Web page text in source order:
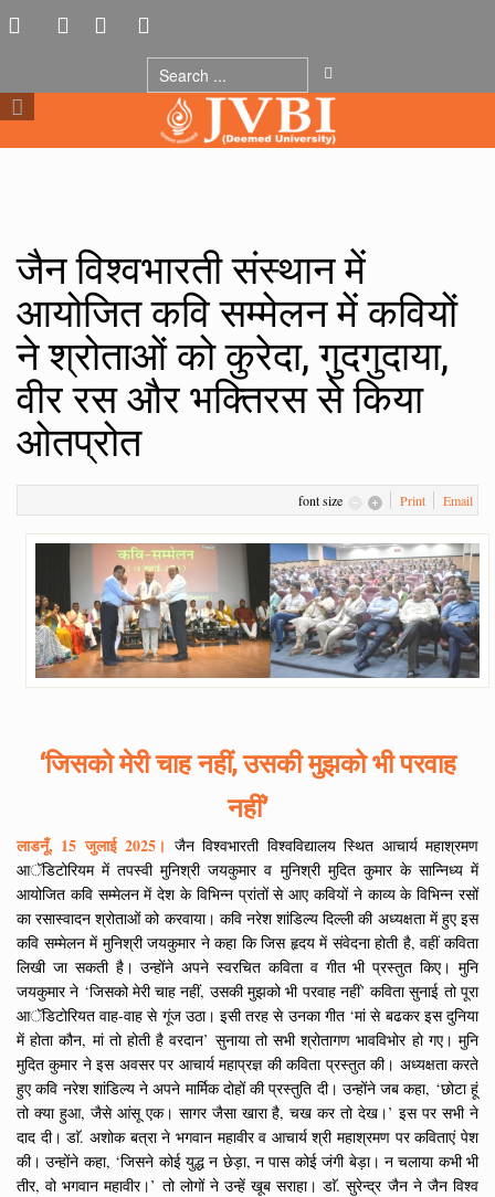
जैन विश्वभारती संस्थान में
आयोजित कवि सम्मेलन में कवियों
ने श्रोताओं को कुरेदा, गुदगुदाया,
वीर रस और भक्तिरस से किया
ओतप्रोत
font size Print Email
‘जिसको मेरी चाह नहीं, उसकी मुझको भी परवाह
नहीं’
लाडनूँ, 15 जुलाई 2025। जैन विश्वभारती विश्वविद्यालय स्थित आचार्य महाश्रमण
आॅडिटोरियम में तपस्वी मुनिश्री जयकुमार व मुनिश्री मुदित कुमार के सान्निध्य में
आयोजित कवि सम्मेलन में देश के विभिन्न प्रांतों से आए कवियों ने काव्य के विभिन्न रसों
का रसास्वादन श्रोताओं को करवाया। कवि नरेश शांडिल्य दिल्ली की अध्यक्षता में हुए इस
कवि सम्मेलन में मुनिश्री जयकुमार ने कहा कि जिस हृदय में संवेदना होती है, वहीं कविता
लिखी जा सकती है। उन्होंने अपने स्वरचित कविता व गीत भी प्रस्तुत किए। मुनि
जयकुमार ने ‘जिसको मेरी चाह नहीं, उसकी मुझको भी परवाह नहीं’ कविता सुनाई तो पूरा
आॅडिटोरियत वाह-वाह से गूंज उठा। इसी तरह से उनका गीत ‘मां से बढकर इस दुनिया
में होता कौन, मां तो होती है वरदान’ सुनाया तो सभी श्रोतागण भावविभोर हो गए। मुनि
मुदित कुमार ने इस अवसर पर आचार्य महाप्रज्ञ की कविता प्रस्तुत की। अध्यक्षता करते
हुए कवि नरेश शांडिल्य ने अपने मार्मिक दोहों की प्रस्तुति दी। उन्होंने जब कहा, ‘छोटा हूं
तो क्या हुआ, जैसे आंसू एक। सागर जैसा खारा है, चख कर तो देख।’ इस पर सभी ने
दाद दी। डाॅ. अशोक बत्रा ने भगवान महावीर व आचार्य श्री महाश्रमण पर कविताएं पेश
की। उन्होंने कहा, ‘जिसने कोई युद्ध न छेड़ा, न पास कोई जंगी बेड़ा। न चलाया कभी भी
तीर, वो भगवान महावीर।’ तो लोगों ने उन्हें खूब सराहा। डाॅ. सुरेन्द्र जैन ने जैन विश्व